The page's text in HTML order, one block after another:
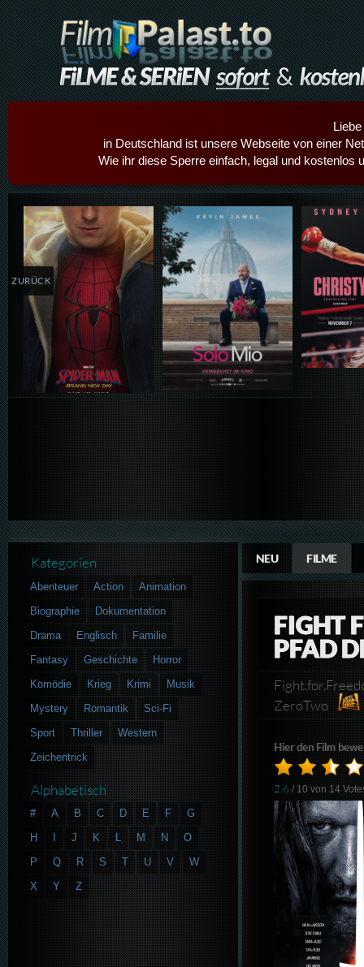
in Deutschland ist unsere Webseite von einer
Wie ihr diese Sperre einfach, legal und kostenlos
Details,Play Details,Play
ZURÜCK
NEU FILME
FIGHT
PFAD
ZeroTwo
Hier den Film
2.6 / 10 von 14
Kategorien
Abenteuer Action
Animation
Biographie
Dokumentation
Drama
Englisch
Familie
Fantasy
Geschichte
Horror
Komödie
Krieg Krimi
Musik
Mystery
Romantik
Sci-Fi
Sport
Thriller
Western
Zeichentrick
Alphabetisch
# A B C D E F
G
H
J K L M N
O
P
Q R S T U V
W
X
Y Z